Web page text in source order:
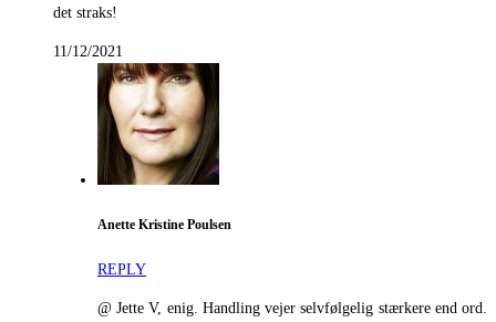
det straks!
11/12/2021
Anette Kristine Poulsen
REPLY
@ Jette V, enig. Handling vejer selvfølgelig stærkere end ord.